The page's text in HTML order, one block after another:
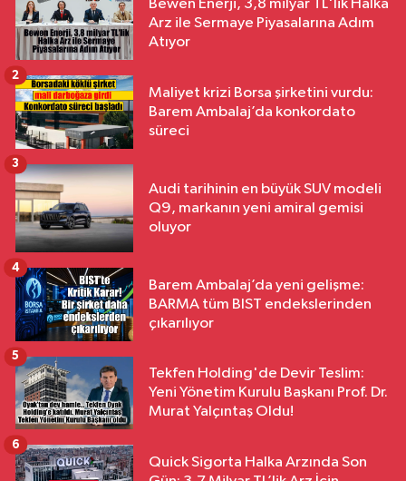
Bewen Enerji, 3,8 milyar TL'lik Halka
Arz ile Sermaye Piyasalarına Adım
Atıyor
Maliyet krizi Borsa şirketini vurdu:
Barem Ambalaj’da konkordato
süreci
2
Audi tarihinin en büyük SUV modeli
Q9, markanın yeni amiral gemisi
oluyor
3
Barem Ambalaj’da yeni gelişme:
BARMA tüm BIST endekslerinden
çıkarılıyor
4
Tekfen Holding'de Devir Teslim:
Yeni Yönetim Kurulu Başkanı Prof. Dr.
Murat Yalçıntaş Oldu!
5
Quick Sigorta Halka Arzında Son
6